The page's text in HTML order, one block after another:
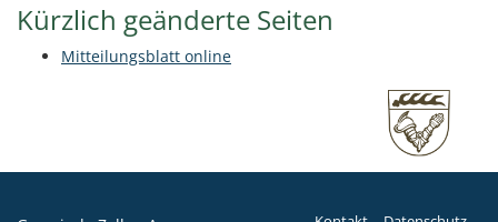
Kürzlich geänderte Seiten
Mitteilungsblatt online